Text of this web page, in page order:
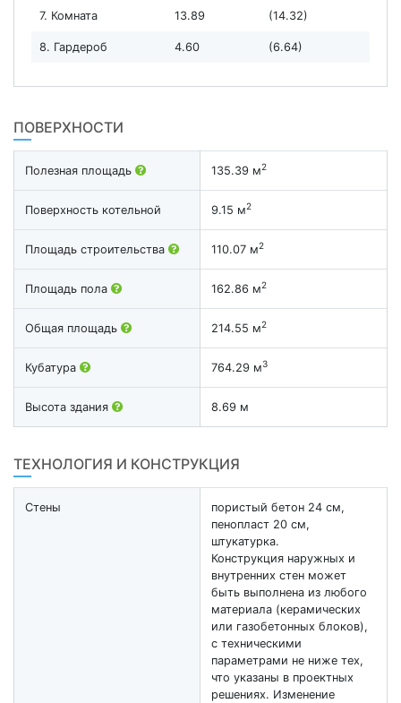
7. Комната 13.89 (14.32)
8. Гардероб 4.60 (6.64)
ПОВЕРХНОСТИ
Полезная площадь 135.39 м2
Поверхность котельной 9.15 м2
Площадь строительства 110.07 м2
Площадь пола 162.86 м2
Общая площадь 214.55 м2
Кубатура 764.29 м3
Высота здания 8.69 м
ТЕХНОЛОГИЯ И КОНСТРУКЦИЯ
Стены
пористый бетон 24 см,
пенопласт 20 см,
штукатурка.
Конструкция наружных и
внутренних стен может
быть выполнена из любого
материала (керамических
или газобетонных блоков),
с техническими
параметрами не ниже тех,
что указаны в проектных
решениях. Изменение